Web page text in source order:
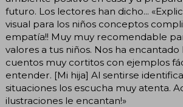
futuro. Los lectores han dicho...
visual para los niños conceptos
empatía!! Muy muy recomendable
valores a tus niños. Nos ha encantado
cuentos muy cortitos con ejemplos
entender. [Mi hija] Al sentirse
situaciones los escucha muy atenta.
ilustraciones le encantan!»